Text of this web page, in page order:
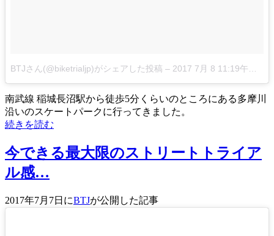
BTJさん(@biketrialjp)がシェアした投稿 – 2017 7月 8 11:19午後 PDT
南武線 稲城長沼駅から徒歩5分くらいのところにある多摩川
沿いのスケートパークに行ってきました。
続きを読む
今できる最大限のストリートトライア
ル感…
2017年7月7日にBTJが公開した記事